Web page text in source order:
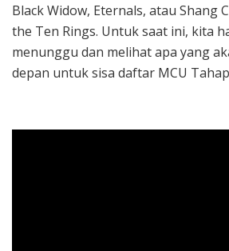
Black Widow, Eternals, atau Shang
the Ten Rings. Untuk saat ini, kita
menunggu dan melihat apa yang
depan untuk sisa daftar MCU